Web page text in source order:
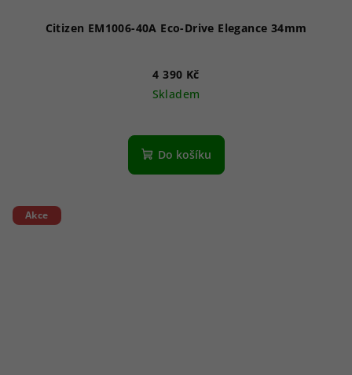
Citizen EM1006-40A Eco-Drive Elegance 34mm
4 390 Kč
Skladem
hodnocení
produktu
Do košíku
Akce